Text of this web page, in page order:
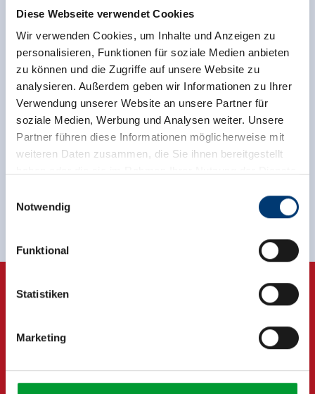
Diese Webseite verwendet Cookies
Wir verwenden Cookies, um Inhalte und Anzeigen zu
personalisieren, Funktionen für soziale Medien anbieten
zu können und die Zugriffe auf unsere Website zu
analysieren. Außerdem geben wir Informationen zu Ihrer
Verwendung unserer Website an unsere Partner für
soziale Medien, Werbung und Analysen weiter. Unsere
Partner führen diese Informationen möglicherweise mit
weiteren Daten zusammen, die Sie ihnen bereitgestellt
Rohr 23// A-6280 Zell am Ziller
www.zillertalarena.com
Notwendig
Funktional
Statistiken
Marketing
Terug naar het overzicht
Meld u nu aan voor de nieuwsbrief!